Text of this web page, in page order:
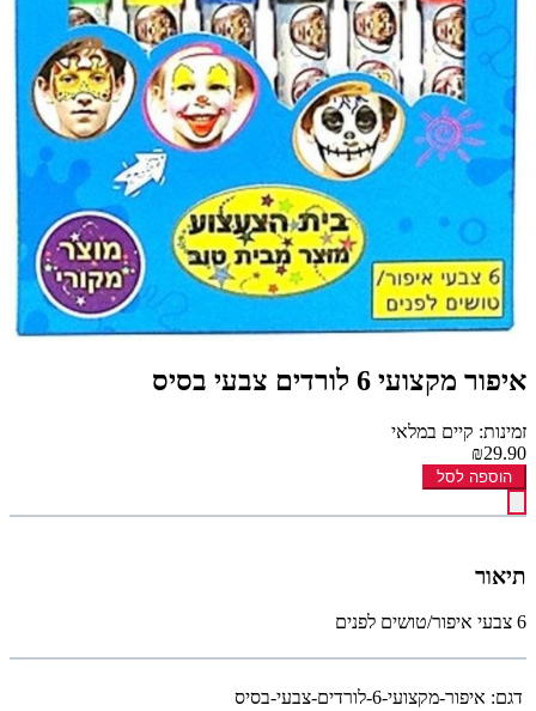
איפור מקצועי 6 לורדים צבעי בסיס
זמינות: קיים במלאי
₪29.90
הוספה לסל
תיאור
6 צבעי איפור/טושים לפנים
דגם: איפור-מקצועי-6-לורדים-צבעי-בסיס